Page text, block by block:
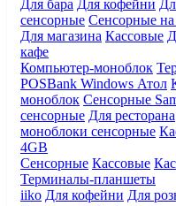
Для бара Для кофейни
сенсорные Сенсорные
Для магазина Кассовые
кафе
Компьютер-моноблок
POSBank Windows Атол
моноблок Сенсорные
сенсорные Для ресторана
моноблоки сенсорные
4GB
Сенсорные Кассовые
Терминалы-планшеты
iiko Для кофейни Для